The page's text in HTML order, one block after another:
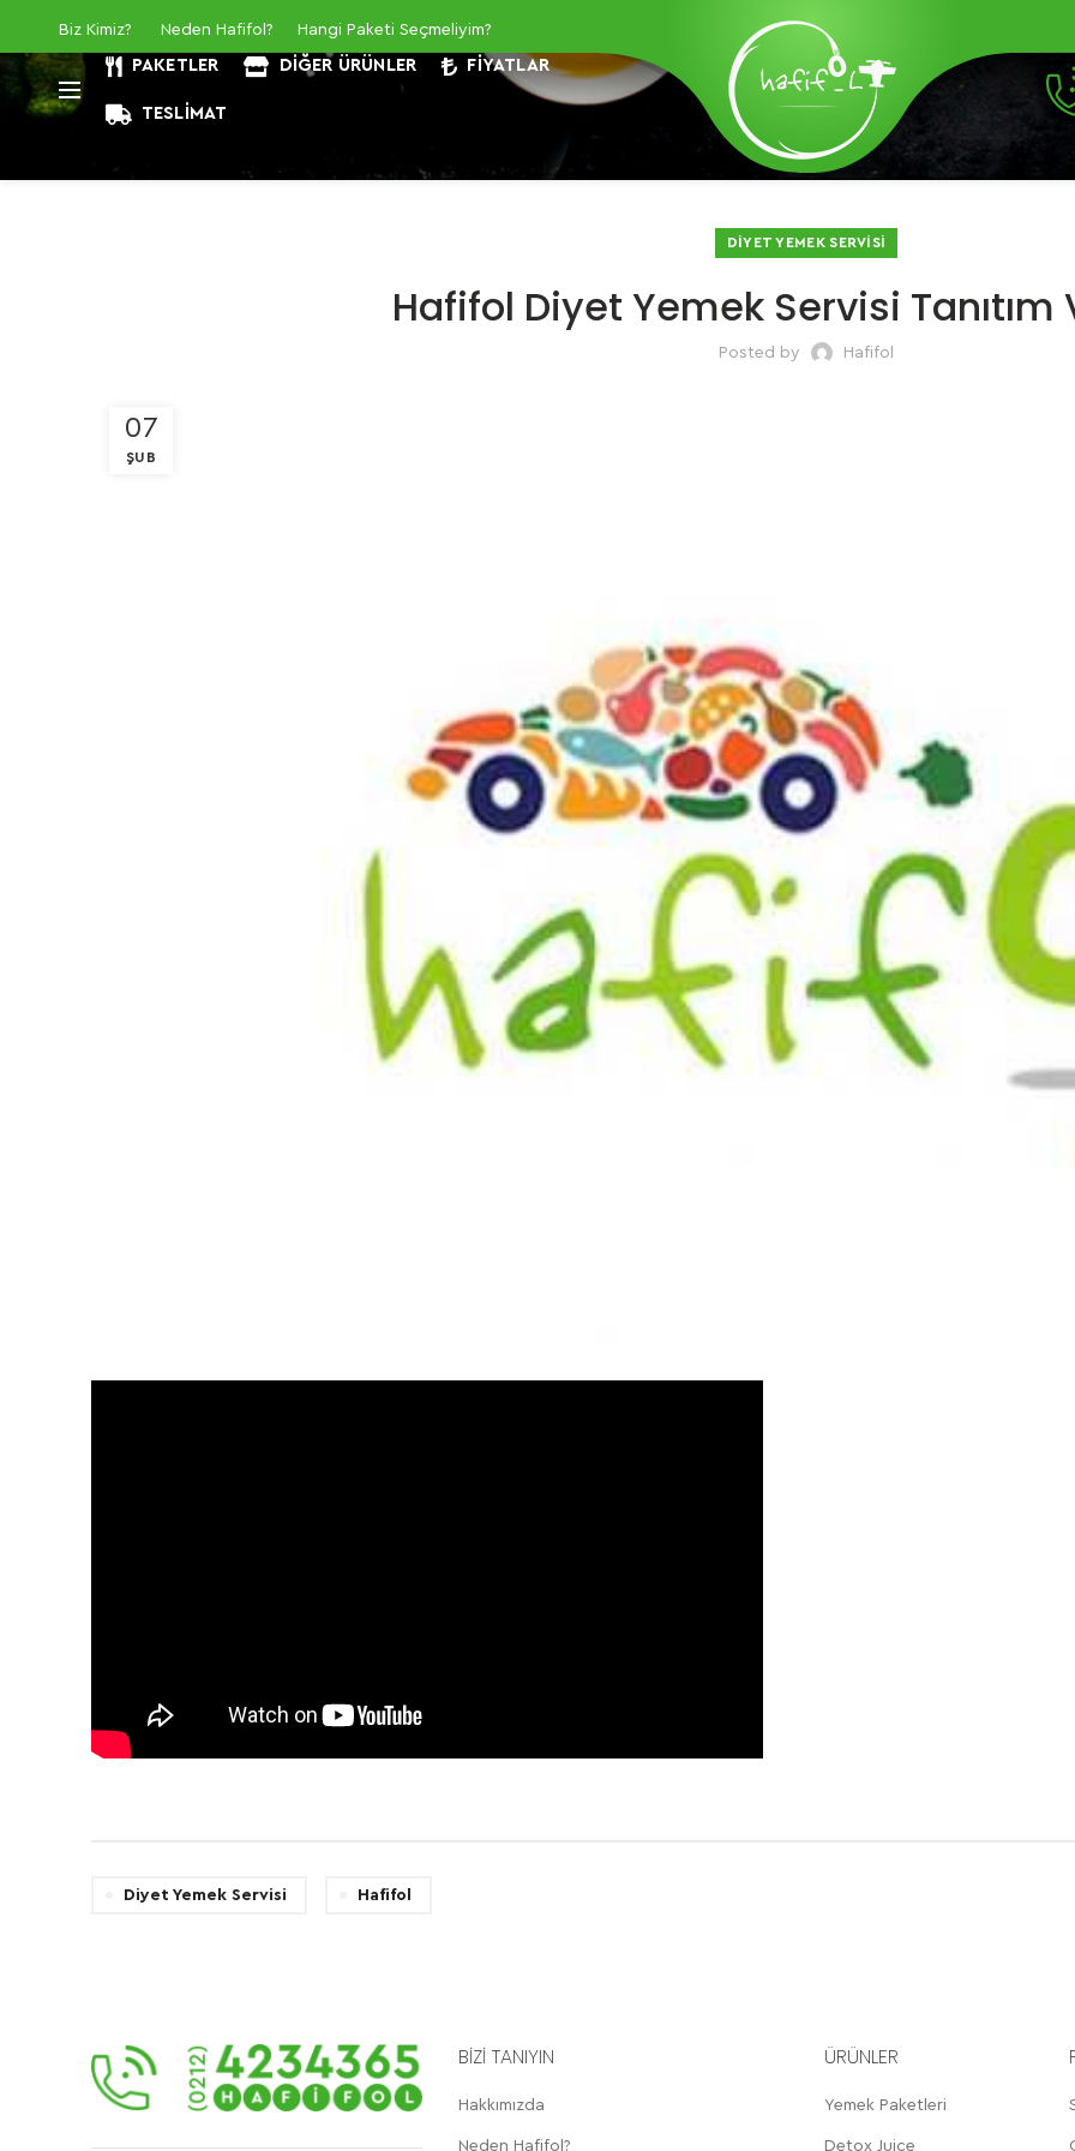
Biz Kimiz? Neden Hafifol? Hangi Paketi Seçmeliyim?
PAKETLER DIĞER ÜRÜNLER FIYATLAR
TESLIMAT
DIYET YEMEK SERVISI
Hafifol Diyet Yemek Servisi Tanıtım
Posted by Hafifol
07
ŞUB
Diyet Yemek Servisi Hafifol
BİZİ TANIYIN
Hakkımızda
Neden Hafifol?
ÜRÜNLER
Yemek Paketleri
Detox Juice